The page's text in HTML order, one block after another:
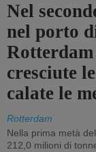
Nel
nel porto
Rotterdam
cresciute
calate le
Rotterdam
Nella prima metà
212,0 milioni di